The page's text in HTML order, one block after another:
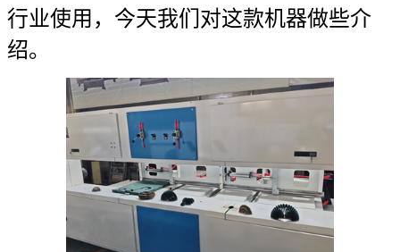
行业使用，今天我们对这款机器做些介
绍。